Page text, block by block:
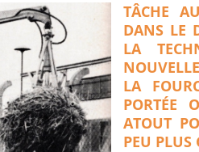
TÂCHE
DANS LE
LA
LA
PORTÉE
ATOUT
PEU PLUS